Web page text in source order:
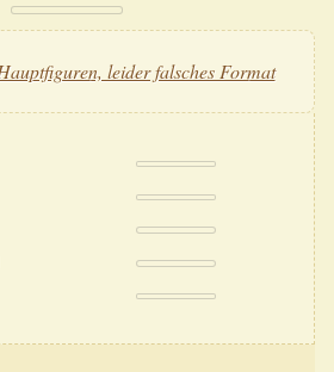
leider falsches Format